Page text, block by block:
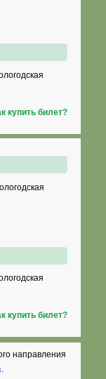
купить билет?
купить билет?
направления
.